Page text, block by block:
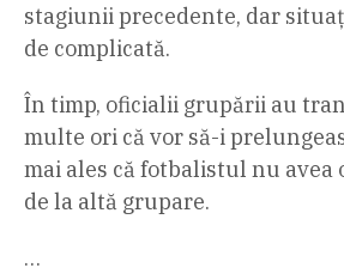
stagiunii precedente, dar
de complicată.
În timp, oficialii grupării au
multe ori că vor să-i
mai ales că fotbalistul nu avea
de la altă grupare.
…